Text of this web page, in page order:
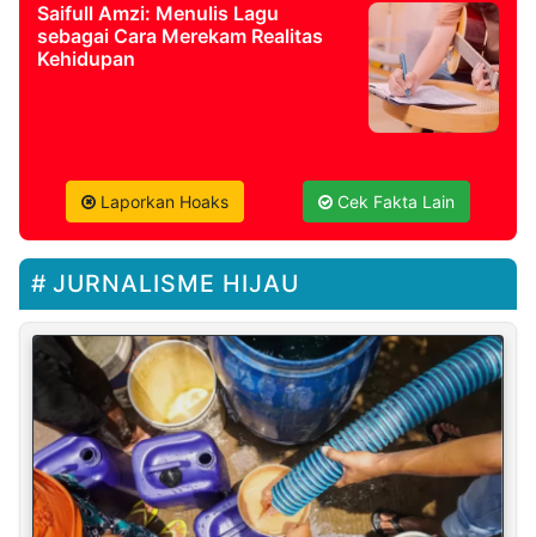
Saifull Amzi: Menulis Lagu
sebagai Cara Merekam Realitas
Kehidupan
Laporkan Hoaks Cek Fakta Lain
JURNALISME HIJAU